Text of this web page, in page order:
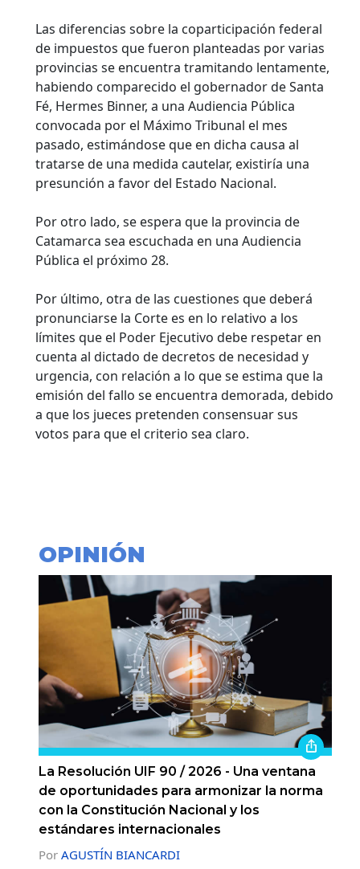
Las diferencias sobre la coparticipación federal
de impuestos que fueron planteadas por varias
provincias se encuentra tramitando lentamente,
habiendo comparecido el gobernador de Santa
Fé, Hermes Binner, a una Audiencia Pública
convocada por el Máximo Tribunal el mes
pasado, estimándose que en dicha causa al
tratarse de una medida cautelar, existiría una
presunción a favor del Estado Nacional.
Por otro lado, se espera que la provincia de
Catamarca sea escuchada en una Audiencia
Pública el próximo 28.
Por último, otra de las cuestiones que deberá
pronunciarse la Corte es en lo relativo a los
límites que el Poder Ejecutivo debe respetar en
cuenta al dictado de decretos de necesidad y
urgencia, con relación a lo que se estima que la
emisión del fallo se encuentra demorada, debido
a que los jueces pretenden consensuar sus
votos para que el criterio sea claro.
OPINIÓN
La Resolución UIF 90 / 2026 - Una ventana
de oportunidades para armonizar la norma
con la Constitución Nacional y los
estándares internacionales
Por AGUSTÍN BIANCARDI